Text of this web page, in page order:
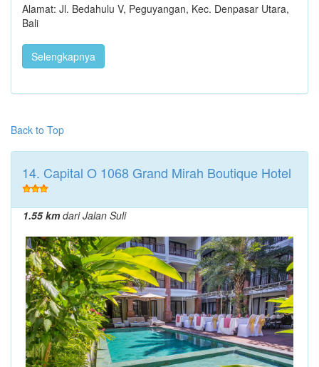
Alamat: Jl. Bedahulu V, Peguyangan, Kec. Denpasar Utara,
Bali
Selengkapnya
Back to Top
14. Capital O 1068 Grand Mirah Boutique Hotel
1.55 kmdari Jalan Suli